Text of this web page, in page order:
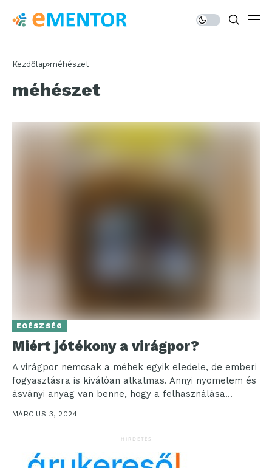
Kezdőlap méhészet
méhészet
EGÉSZSÉG
Miért jótékony a virágpor?
A virágpor nemcsak a méhek egyik eledele, de emberi
fogyasztásra is kiválóan alkalmas. Annyi nyomelem és
ásványi anyag van benne, hogy a felhasználása...
MÁRCIUS 3, 2024
HIRDETÉS